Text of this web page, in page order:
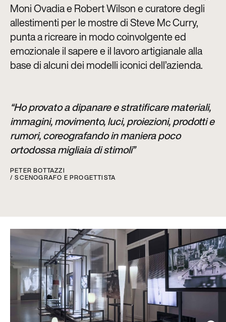
Moni Ovadia e Robert Wilson e curatore degli
allestimenti per le mostre di Steve Mc Curry,
punta a ricreare in modo coinvolgente ed
emozionale il sapere e il lavoro artigianale alla
base di alcuni dei modelli iconici dell’azienda.
“Ho provato a dipanare e stratificare materiali,
immagini, movimento, luci, proiezioni, prodotti e
rumori, coreografando in maniera poco
ortodossa migliaia di stimoli”
PETER BOTTAZZI
/ SCENOGRAFO E PROGETTISTA